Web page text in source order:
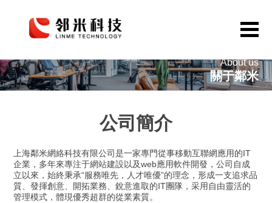
首頁
APP開發
解決方案
作品案例
About us
關于鄰米
公司簡介
上海鄰米網絡科技有限公司是一家專門從事移動互聯網應用的IT
企業，多年來專注于網站建設以及web應用軟件開發，公司自成
立以來，始終秉承“服務唯先，人才唯優”的理念，形成一支追求品
質、發揮創意、開拓業務、銳意進取的IT團隊，采用自由靈活的
管理模式，體現優秀超群的從業素質。